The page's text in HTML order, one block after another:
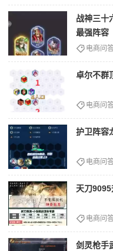
战神三十
最强阵容
电商问
卓尔不群
电商问
护卫阵容
电商问
天刀
电商问
剑灵枪手